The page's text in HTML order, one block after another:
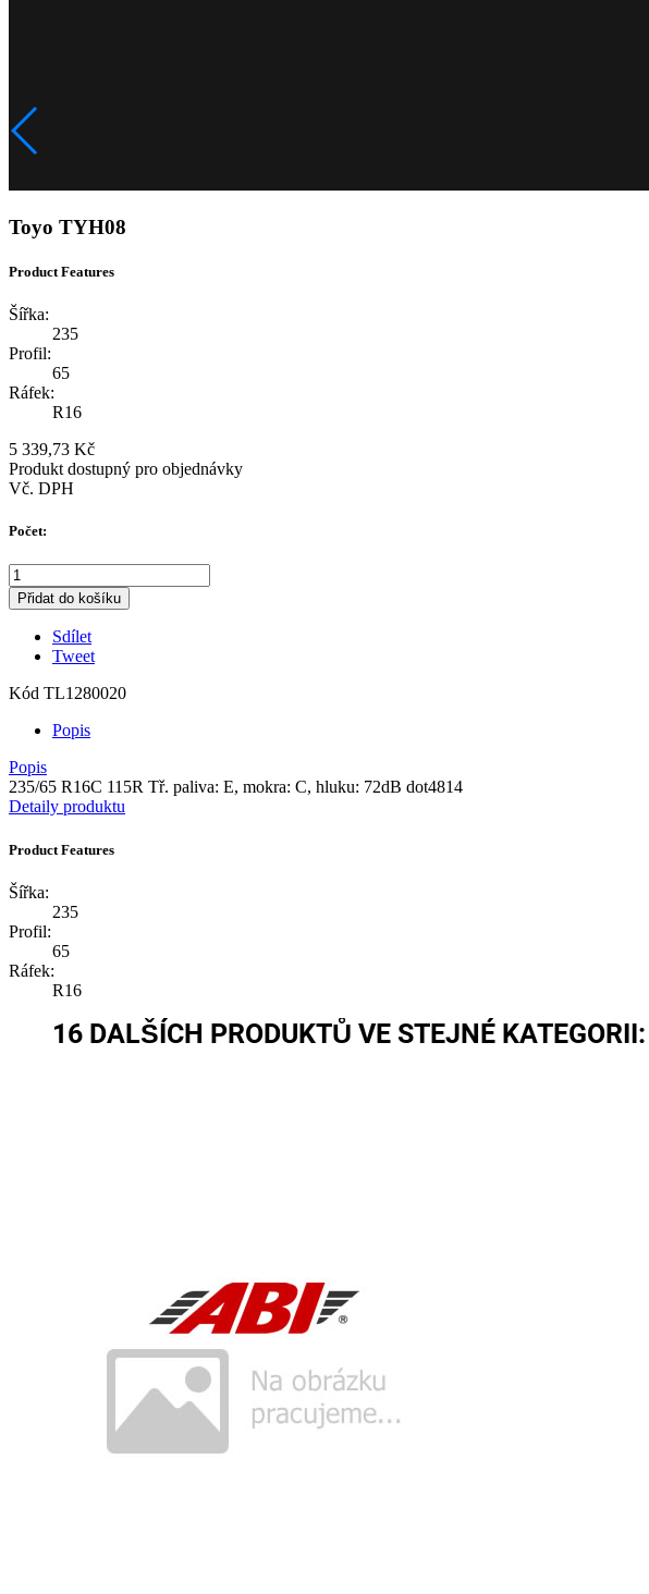
Toyo TYH08
Product Features
Šířka:
235
Profil:
65
Ráfek:
R16
5 339,73 Kč
Produkt dostupný pro objednávky
Vč. DPH
Počet:
Přidat do košíku
Sdílet
Tweet
Kód TL1280020
Popis
Popis
235/65 R16C 115R Tř. paliva: E, mokra: C, hluku: 72dB dot4814
Detaily produktu
Product Features
Šířka:
235
Profil:
65
Ráfek:
R16
16 DALŠÍCH PRODUKTŮ VE STEJNÉ KATEGORII: